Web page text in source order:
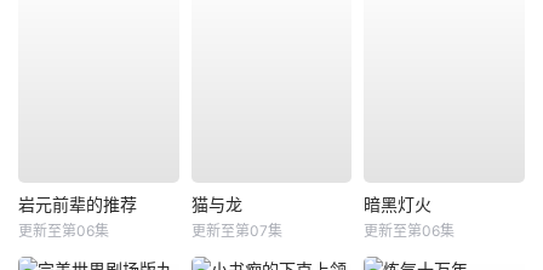
岩元前辈的推荐
更新至第06集
猫与龙
更新至第07集
暗黑灯火
更新至第06集